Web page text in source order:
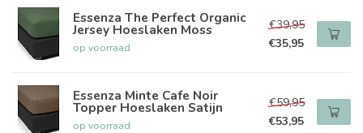
Essenza The Perfect Organic
Jersey Hoeslaken Moss
op voorraad
€39,95
€35,95
Essenza Minte Cafe Noir
Topper Hoeslaken Satijn
op voorraad
€59,95
€53,95